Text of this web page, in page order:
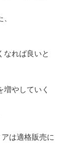
なれば良いと
やしていく
は適格販売に